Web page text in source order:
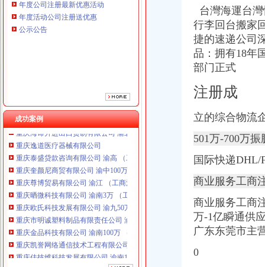
年度公司注册最新优惠活动
年度活动公司注册送优惠
公示公告
成功案例
重庆海谛升进出口贸易有限公司 渝北100万 （进出口权）
重庆泰盛贷款咨询有限公司 渝高 （工商注册）
重庆奎颜尼商贸有限公司 渝中100万 （工商注册）
重庆尊博贸易有限公司 渝江 （工商注册）
重庆晒微科技有限公司 渝南3万 （工商注册）
重庆欧氏科技发展有限公司 渝九50万 （进出口权）
重庆市明诚塑料制品有限责任公司 渝高100万 （进出口权）
重庆金品科技有限公司 渝南100万 （进出口权）
重庆凯誉网络通信技术工程有限公司 渝中300万 （工商变更）
重庆佳技维科技发展有限公司 渝南100万 （进出口权）
重庆海谛升进出口贸易有限公司 渝北100万 （进出口权）
台灣海運台
行李回台搬家
捷的速递公司
品：拥有18年
部门正式
注册成
立的综合物流
501万-700万
国际快递DHL/
商业服务工商
商业服务工商
万-1亿瞬通供
广东东莞市主
0